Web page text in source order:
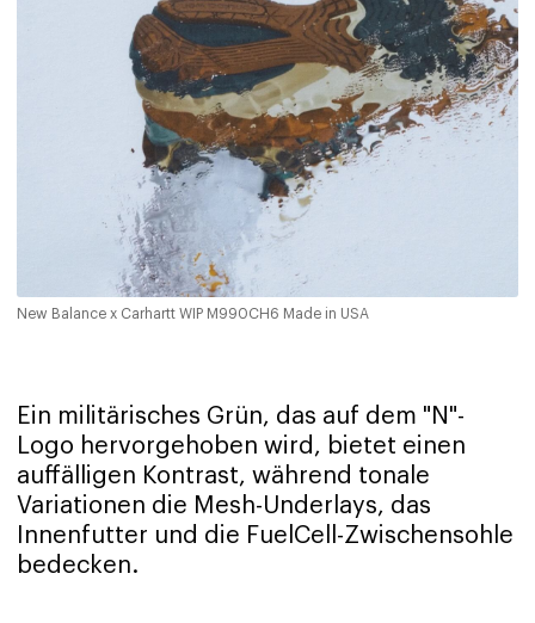
New Balance x Carhartt WIP M990CH6 Made in USA
Ein militärisches Grün, das auf dem "N"-
Logo hervorgehoben wird, bietet einen
auffälligen Kontrast, während tonale
Variationen die Mesh-Underlays, das
Innenfutter und die FuelCell-Zwischensohle
bedecken.